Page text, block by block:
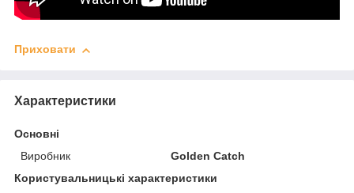
Приховати
Характеристики
Основні
Виробник
Golden Catch
Користувальницькі характеристики